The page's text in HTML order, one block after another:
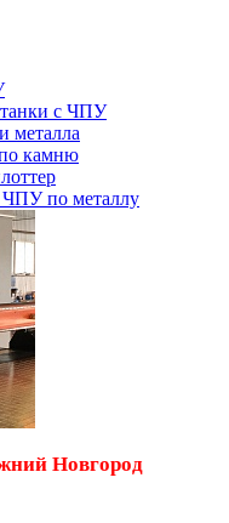
с ЧПУ
металла
камню
ЧПУ по металлу
Новгород